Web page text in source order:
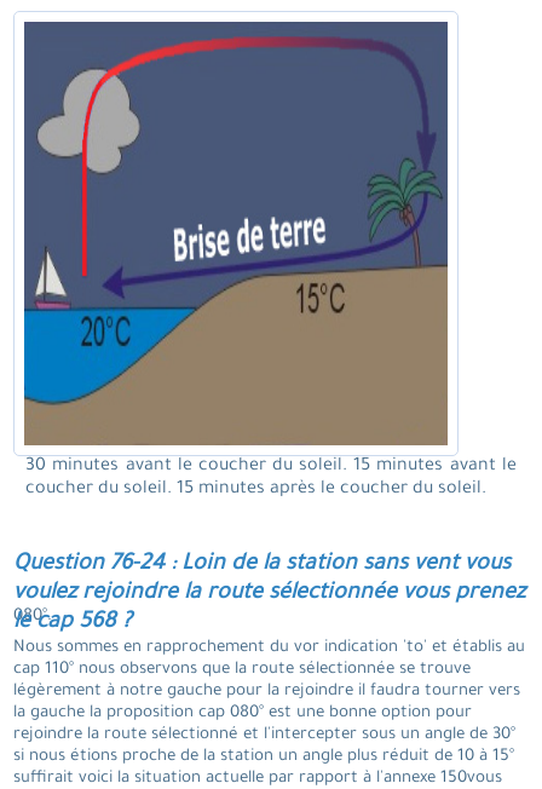
30 minutes avant le coucher du soleil. 15 minutes avant le
coucher du soleil. 15 minutes après le coucher du soleil.
Question 76-24 : Loin de la station sans vent vous
voulez rejoindre la route sélectionnée vous prenez
le cap 568 ?
080°.
Nous sommes en rapprochement du vor indication 'to' et établis au
cap 110° nous observons que la route sélectionnée se trouve
légèrement à notre gauche pour la rejoindre il faudra tourner vers
la gauche la proposition cap 080° est une bonne option pour
rejoindre la route sélectionné et l'intercepter sous un angle de 30°
si nous étions proche de la station un angle plus réduit de 10 à 15°
suffirait voici la situation actuelle par rapport à l'annexe 150vous